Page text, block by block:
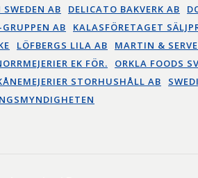
AB DELICATO BAKVERK AB
AB KALASFÖRETAGET
LÖFBERGS LILA AB MARTIN &
EK FÖR. ORKLA FOODS
STORHUSHÅLL AB